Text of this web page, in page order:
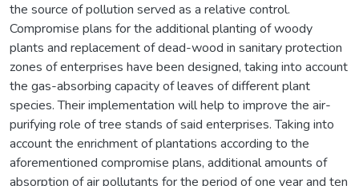
the source of pollution served as a relative control.
Compromise plans for the additional planting of woody
plants and replacement of dead-wood in sanitary protection
zones of enterprises have been designed, taking into account
the gas-absorbing capacity of leaves of different plant
species. Their implementation will help to improve the air-
purifying role of tree stands of said enterprises. Taking into
account the enrichment of plantations according to the
aforementioned compromise plans, additional amounts of
absorption of air pollutants for the period of one year and ten